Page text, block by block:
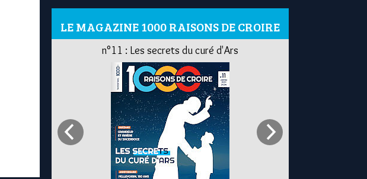
LE MAGAZINE 1000 RAISONS DE CROIRE
n°11 : Les secrets du curé d'Ars